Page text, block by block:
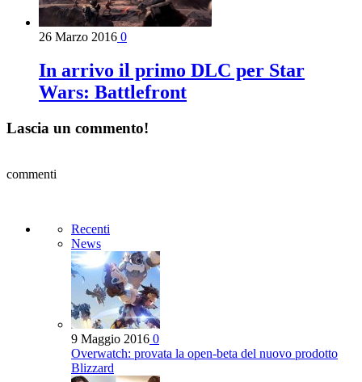
26 Marzo 2016 0
In arrivo il primo DLC per Star
Wars: Battlefront
Lascia un commento!
commenti
Recenti
News
9 Maggio 2016 0
Overwatch: provata la open-beta del nuovo prodotto
Blizzard